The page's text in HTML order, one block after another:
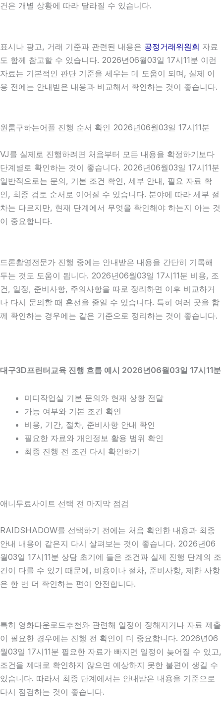
건은 개별 상황에 따라 달라질 수 있습니다.
표시나 광고, 거래 기준과 관련된 내용은 공정거래위원회 자료
도 함께 참고할 수 있습니다. 2026년06월03일 17시11분 이런
자료는 기본적인 판단 기준을 세우는 데 도움이 되며, 실제 이
용 전에는 안내받은 내용과 비교해서 확인하는 것이 좋습니다.
원룸구하는어플 진행 순서 확인 2026년06월03일 17시11분
VJ를 실제로 진행하려면 처음부터 모든 내용을 확정하기보다
단계별로 확인하는 것이 좋습니다. 2026년06월03일 17시11분
일반적으로는 문의, 기본 조건 확인, 세부 안내, 필요 자료 확
인, 최종 검토 순서로 이어질 수 있습니다. 분야에 따라 세부 절
차는 다르지만, 현재 단계에서 무엇을 확인해야 하는지 아는 것
이 중요합니다.
드론촬영전문가 진행 중에는 안내받은 내용을 간단히 기록해
두는 것도 도움이 됩니다. 2026년06월03일 17시11분 비용, 조
건, 일정, 준비사항, 주의사항을 따로 정리하면 이후 비교하거
나 다시 문의할 때 혼선을 줄일 수 있습니다. 특히 여러 곳을 함
께 확인하는 경우에는 같은 기준으로 정리하는 것이 좋습니다.
대구3D프린터교육 진행 흐름 예시 2026년06월03일 17시11분
미디작업실 기본 문의와 현재 상황 전달
가능 여부와 기본 조건 확인
비용, 기간, 절차, 준비사항 안내 확인
필요한 자료와 개인정보 활용 범위 확인
최종 진행 전 조건 다시 확인하기
애니무료사이트 선택 전 마지막 점검
RAIDSHADOW를 선택하기 전에는 처음 확인한 내용과 최종
안내 내용이 같은지 다시 살펴보는 것이 좋습니다. 2026년06
월03일 17시11분 상담 초기에 들은 조건과 실제 진행 단계의 조
건이 다를 수 있기 때문에, 비용이나 절차, 준비사항, 제한 사항
은 한 번 더 확인하는 편이 안전합니다.
특히 영화다운로드추천와 관련해 일정이 정해지거나 자료 제출
이 필요한 경우에는 진행 전 확인이 더 중요합니다. 2026년06
월03일 17시11분 필요한 자료가 빠지면 일정이 늦어질 수 있고,
조건을 제대로 확인하지 않으면 예상하지 못한 불편이 생길 수
있습니다. 따라서 최종 단계에서는 안내받은 내용을 기준으로
다시 점검하는 것이 좋습니다.